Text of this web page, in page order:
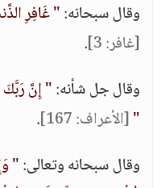
وقال سبحانه:" غَافِرِ
[غافر: 3]
.
وقال جل شأنه:" إِنَّ رَبَّكَ
"[الأعراف: 167]
.
وقال سبحانه وتعالى:"